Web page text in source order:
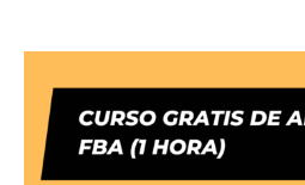
entrada